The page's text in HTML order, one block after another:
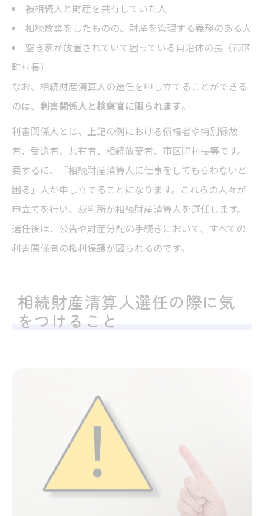
被相続人と財産を共有していた人
相続放棄をしたものの、財産を管理する義務のある人
空き家が放置されていて困っている自治体の長（市区
町村長）
なお、相続財産清算人の選任を申し立てることができる
のは、 利害関係人と検察官に限られます。
利害関係人とは、上記の例における債権者や特別縁故
者、受遺者、共有者、相続放棄者、市区町村長等です。
要するに、「相続財産清算人に仕事をしてもらわないと
困る」人が申し立てることになります。これらの人々が
申立てを行い、裁判所が相続財産清算人を選任します。
選任後は、公告や財産分配の手続きにおいて、すべての
利害関係者の権利保護が図られるのです。
相続財産清算人選任の際に気
をつけること